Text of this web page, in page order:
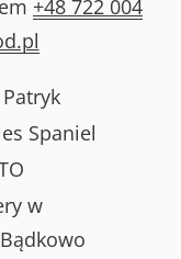
+48 722 004
Patryk
Spaniel
w
Bądkowo